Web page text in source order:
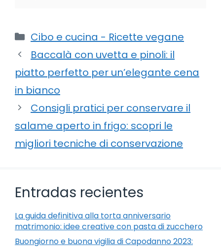
Categorie
Cibo e cucina - Ricette vegane
Baccalà con uvetta e pinoli: il
piatto perfetto per un’elegante cena
in bianco
Consigli pratici per conservare il
salame aperto in frigo: scopri le
migliori tecniche di conservazione
Entradas recientes
La guida definitiva alla torta anniversario
matrimonio: idee creative con pasta di zucchero
Buongiorno e buona vigilia di Capodanno 2023: